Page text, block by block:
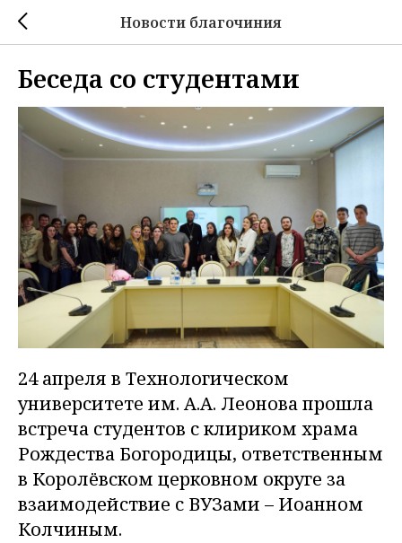
Новости благочиния
Беседа со студентами
24 апреля в Технологическом
университете им. А.А. Леонова прошла
встреча студентов с клириком храма
Рождества Богородицы, ответственным
в Королёвском церковном округе за
взаимодействие с ВУЗами – Иоанном
Колчиным.